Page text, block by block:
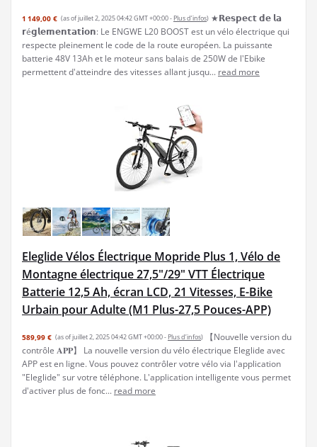
1 149,00 € (as of juillet 2, 2025 04:42 GMT +00:00 - Plus d’infos) ★𝗥𝗲𝘀𝗽𝗲𝗰𝘁 𝗱𝗲 𝗹𝗮
𝗿é𝗴𝗹𝗲𝗺𝗲𝗻𝘁𝗮𝘁𝗶𝗼𝗻: Le ENGWE L20 BOOST est un vélo électrique qui
respecte pleinement le code de la route européen. La puissante
batterie 48V 13Ah et le moteur sans balais de 250W de l'Ebike
permettent d'atteindre des vitesses allant jusqu... read more
Eleglide Vélos Électrique Mopride Plus 1, Vélo de
Montagne électrique 27,5"/29" VTT Électrique
Batterie 12,5 Ah, écran LCD, 21 Vitesses, E-Bike
Urbain pour Adulte (M1 Plus-27,5 Pouces-APP)
589,99 € (as of juillet 2, 2025 04:42 GMT +00:00 - Plus d’infos)
【Nouvelle version du
contrôle 𝐀𝐏𝐏】 La nouvelle version du vélo électrique Eleglide avec
APP est en ligne. Vous pouvez contrôler votre vélo via l'application
"Eleglide" sur votre téléphone. L'application intelligente vous permet
d'activer plus de fonc... read more